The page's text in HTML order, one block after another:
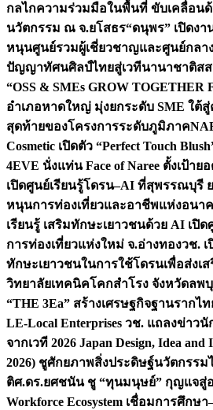
กลไกความร่วมมือในพื้นที่ ขับเคลื่อนด้
นวัตกรรม ณ จ.ยโสธร“ดนุพร” เปิดงา
หนุนศูนย์รวมผู้เชี่ยวชาญและศูนย์กลา
ปัญญาทัศนศิลป์ไทยสู่เวทีนานาชาติส
“OSS & SMEs GROW TOGETHER
อำเภอหาดใหญ่ มุ่งยกระดับ SME ใต้
สุดท้ายของโครงการระดับภูมิภาค
Cosmetic เปิดตัว “Perfect Touch
4EVE นั่งแท่น Face of Naree ตั้งเป้าย
เปิดศูนย์เรียนรู้โดรน–AI ที่สุพรรณบุรี
หนุนการท่องเที่ยวและอาชีพแห่งอนา
เรียนรู้ เสริมทักษะเยาวชนด้วย AI เปิ
การท่องเที่ยวแห่งใหม่ จ.อ่างทองวช. เ
ทักษะเยาวชนในการใช้โดรนเพื่อส่งเ
วิทยาลัยเทคนิคโคกสำโรง จังหวัดลพ
“THE 3Ea” สร้างเศรษฐกิจฐานรากไ
LE-Local Enterprises วช. แถลงข่าวนั
จากเวที 2026 Japan Design, Idea
2026) ชูศักยภาพสิ่งประดิษฐ์นวัตกรรม
ติศ.ดร.ยศชนัน ชู “ทุนมนุษย์” กุญแจสู่อ
Workforce Ecosystem เชื่อมการศึกษ